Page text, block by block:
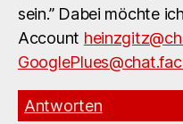
sein.” Dabei möchte
Account
Antworten